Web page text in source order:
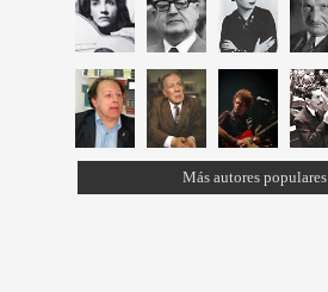
Más autores populares